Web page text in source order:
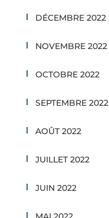
DÉCEMBRE 2022
NOVEMBRE 2022
OCTOBRE 2022
SEPTEMBRE 2022
AOÛT 2022
JUILLET 2022
JUIN 2022